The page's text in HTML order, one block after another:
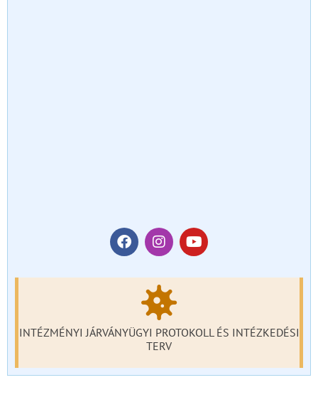
INTÉZMÉNYI JÁRVÁNYÜGYI PROTOKOLL ÉS INTÉZKEDÉSI
TERV